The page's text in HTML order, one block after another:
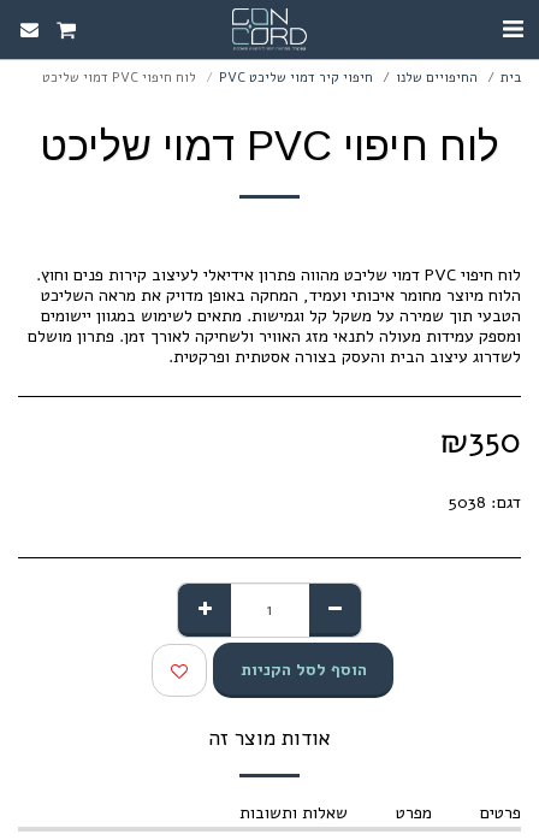
בית החיפויים שלנו חיפוי קיר דמוי שליכט PVC לוח חיפוי PVC דמוי שליכט
לוח חיפוי PVC דמוי שליכט
לוח חיפוי PVC דמוי שליכט מהווה פתרון אידיאלי לעיצוב קירות פנים וחוץ.
הלוח מיוצר מחומר איכותי ועמיד, המחקה באופן מדויק את מראה השליכט
הטבעי תוך שמירה על משקל קל וגמישות. מתאים לשימוש במגוון יישומים
ומספק עמידות מעולה לתנאי מזג האוויר ולשחיקה לאורך זמן. פתרון מושלם
לשדרוג עיצוב הבית והעסק בצורה אסטתית ופרקטית.
₪350
דגם: 5038
הוסף לסל הקניות
אודות מוצר זה
פרטים מפרט שאלות ותשובות